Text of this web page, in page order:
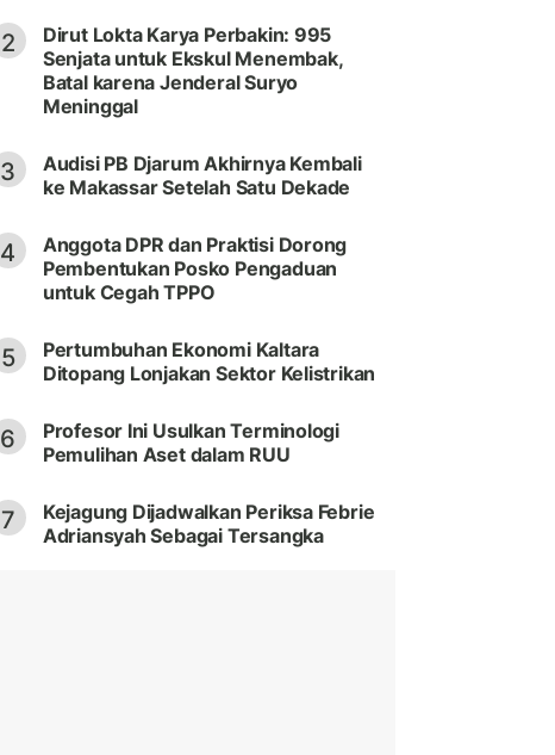
2
Dirut Lokta Karya Perbakin: 995
Senjata untuk Ekskul Menembak,
Batal karena Jenderal Suryo
Meninggal
3
Audisi PB Djarum Akhirnya Kembali
ke Makassar Setelah Satu Dekade
4
Anggota DPR dan Praktisi Dorong
Pembentukan Posko Pengaduan
untuk Cegah TPPO
5
Pertumbuhan Ekonomi Kaltara
Ditopang Lonjakan Sektor Kelistrikan
6
Profesor Ini Usulkan Terminologi
Pemulihan Aset dalam RUU
7
Kejagung Dijadwalkan Periksa Febrie
Adriansyah Sebagai Tersangka